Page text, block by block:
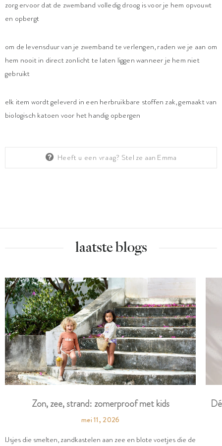
zorg ervoor dat de zwemband volledig droog is voor je hem opvouwt
en opbergt
om de levensduur van je zwemband te verlengen, raden we je aan om
hem nooit in direct zonlicht te laten liggen wanneer je hem niet
gebruikt
elk item wordt geleverd in een herbruikbare stoffen zak, gemaakt van
biologisch katoen voor het handig opbergen
Heeft u een vraag? Stel ze aan Emma
laatste blogs
Zon, zee, strand: zomerproof met kids
mei 11, 2026
IJsjes die smelten, zandkastelen aan zee en blote voetjes die de